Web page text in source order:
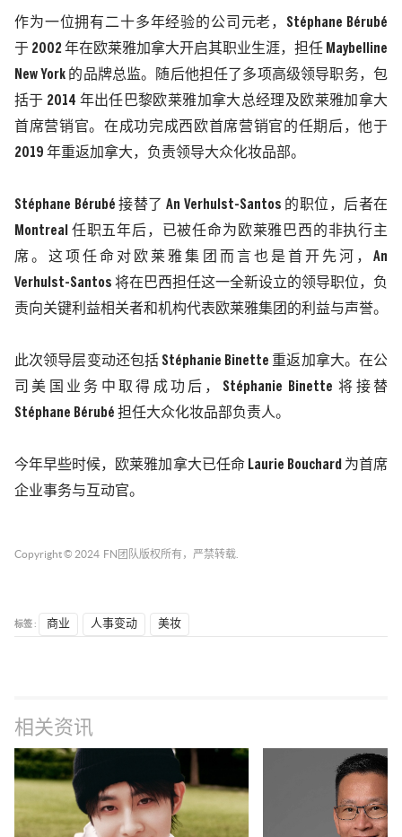
作为一位拥有二十多年经验的公司元老，Stéphane Bérubé
于 2002 年在 欧莱雅加拿大开启其职业生涯，担任 Maybelline
New York 的品牌总监。随后他担任了多项高级领导职务，包
括于 2014 年出任 巴黎欧莱雅加拿大 总经理及 欧莱雅加拿大
首席营销官。在成功完成西欧首席营销官的任期后，他于
2019 年重返加拿大，负责领导大众化妆品部。
Stéphane Bérubé 接替了 An Verhulst-Santos 的职位，后者在
Montreal 任职五年后，已被任命为 欧莱雅巴西 的非执行主
席。这项任命对 欧莱雅集团 而言也是首开先河，An
Verhulst-Santos 将在巴西担任这一全新设立的领导职位，负
责向关键利益相关者和机构代表 欧莱雅集团 的利益与声誉。
此次领导层变动还包括 Stéphanie Binette 重返加拿大。在公
司美国业务中取得成功后， Stéphanie Binette将接替
Stéphane Bérubé 担任大众化妆品部负责人。
今年早些时候， 欧莱雅加拿大 已任命 Laurie Bouchard 为首席
企业事务与互动官。
Copyright © 2024 FN团队 版权所有，严禁转载.
标签 : 商业 人事变动 美妆
相关资讯